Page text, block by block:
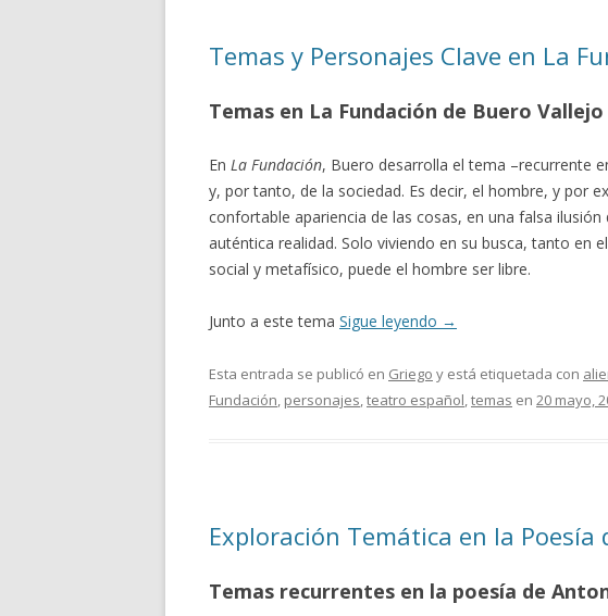
Temas y Personajes Clave en La
Temas en La Fundación de Buero Vallejo
En La Fundación, Buero desarrolla el tema –recurrente
y, por tanto, de la sociedad. Es decir, el hombre, y por
confortable apariencia de las cosas, en una falsa
auténtica realidad. Solo viviendo en su busca, tanto en
social y metafísico, puede el hombre ser libre.
Junto a este tema Sigue leyendo →
Esta entrada se publicó en Griego y está etiquetada con
Fundación, personajes,teatro español,temas en 20 mayo,
Exploración Temática en la
Temas recurrentes en la poesía de